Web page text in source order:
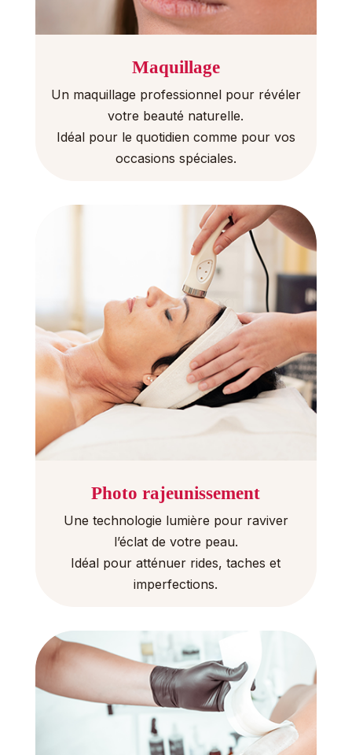
Maquillage
Un maquillage professionnel pour révéler
votre beauté naturelle.
Idéal pour le quotidien comme pour vos
occasions spéciales.
Photo rajeunissement
Une technologie lumière pour raviver
l’éclat de votre peau.
Idéal pour atténuer rides, taches et
imperfections.